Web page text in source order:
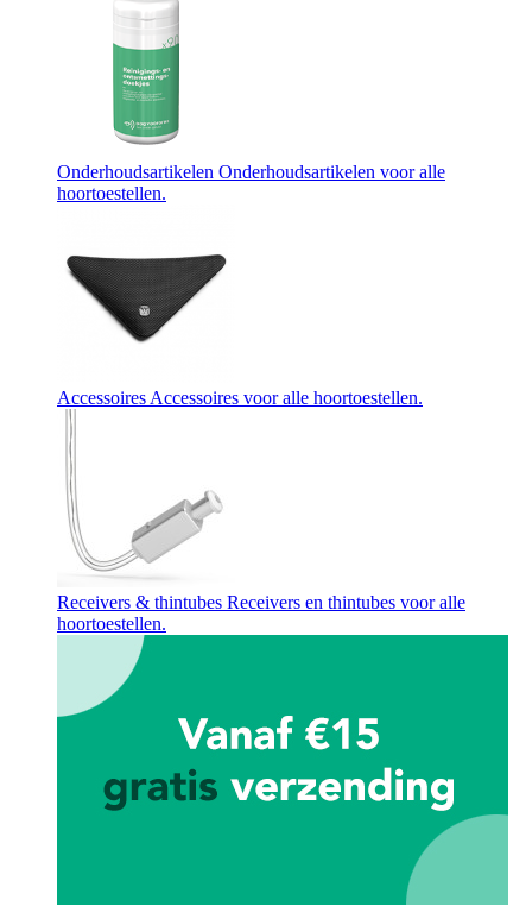
Onderhoudsartikelen Onderhoudsartikelen voor alle
hoortoestellen.
Accessoires Accessoires voor alle hoortoestellen.
Receivers & thintubes Receivers en thintubes voor alle
hoortoestellen.